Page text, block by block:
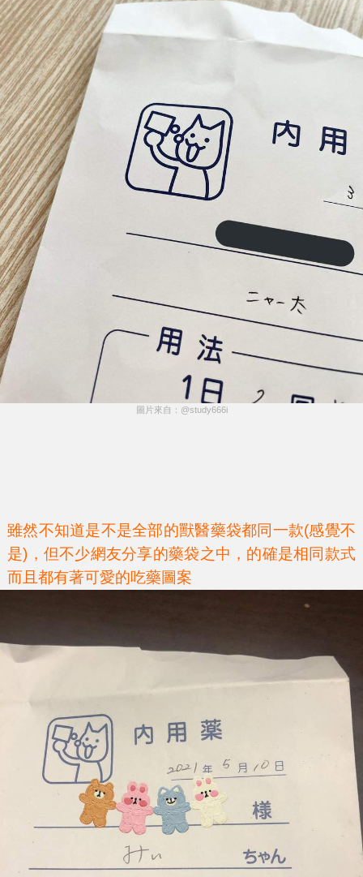
圖片來自：@study666i
雖然不知道是不是全部的獸醫藥袋都同一款(感覺不
是)，但不少網友分享的藥袋之中，的確是相同款式
而且都有著可愛的吃藥圖案